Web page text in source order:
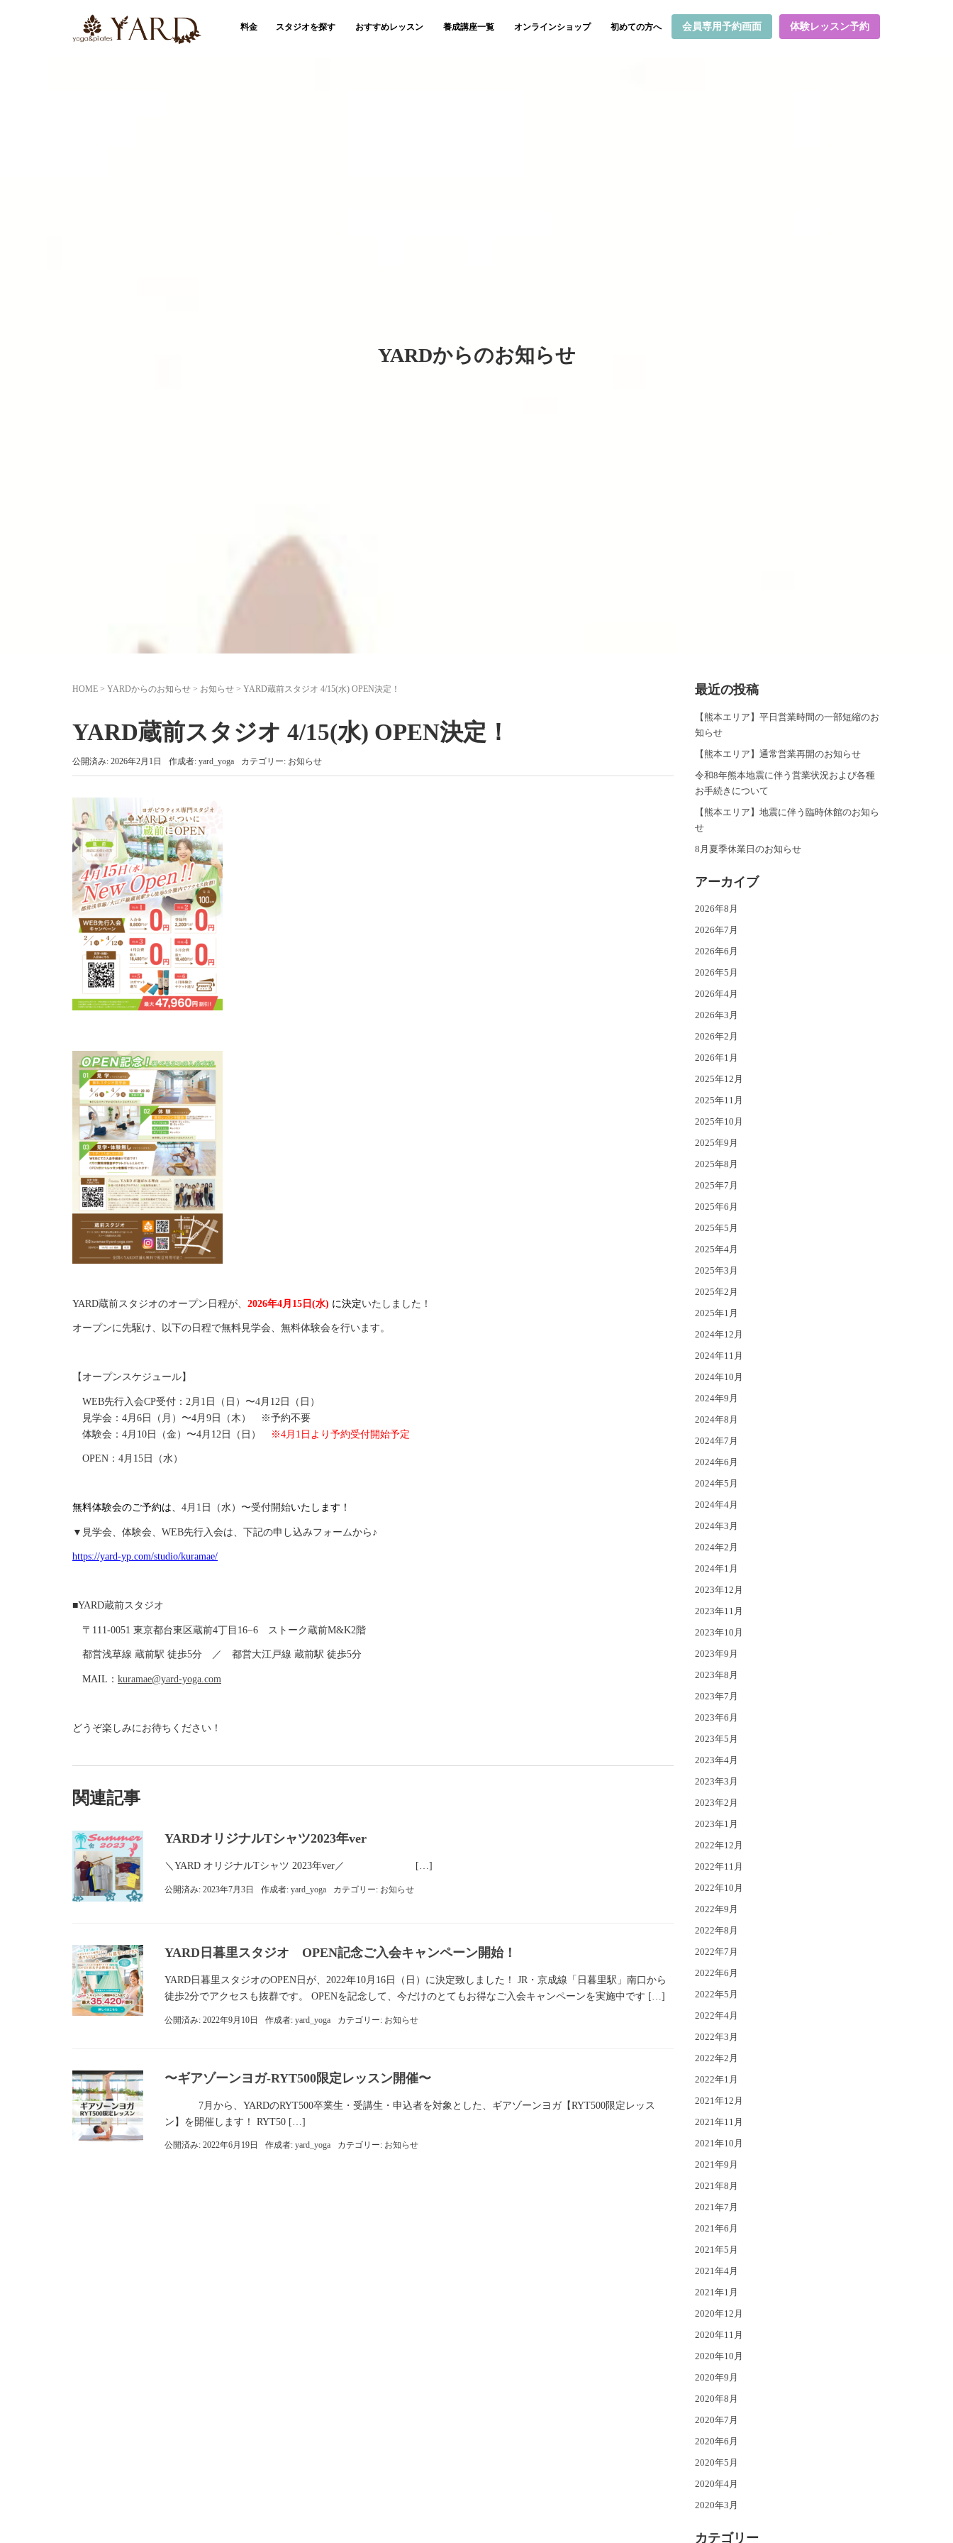
料金 スタジオを探す おすすめレッスン 養成講座一覧 オンラインショップ 初めての方へ 会員専用予約画面 体験レッスン予約
YARDからのお知らせ
HOME > YARDからのお知らせ > お知らせ > YARD蔵前スタジオ 4/15(水) OPEN決定！
YARD蔵前スタジオ 4/15(水) OPEN決定！
公開済み: 2026年2月1日 作成者: yard_yoga カテゴリー: お知らせ
YARD蔵前スタジオのオープン日程が、 2026年4月15日(水) に決定いたしました！
オープンに先駆け、以下の日程で無料見学会、無料体験会を行います。
【オープンスケジュール】
WEB先行入会CP受付：2月1日（日）〜4月12日（日）
見学会：4月6日（月）〜4月9日（木） ※予約不要
体験会：4月10日（金）〜4月12日（日）
※4月1日より予約受付開始予定
OPEN：4月15日（水）
無料体験会のご予約は、 4月1日（水）〜受付開始いたします！
▼見学会、体験会、WEB先行入会は、下記の申し込みフォームから♪
https://yard-yp.com/studio/kuramae/
■YARD蔵前スタジオ
〒111-0051 東京都台東区蔵前4丁目16−6 ストーク蔵前M&K2階
都営浅草線 蔵前駅 徒歩5分 ／ 都営大江戸線 蔵前駅 徒歩5分
MAIL： kuramae@yard-yoga.com
どうぞ楽しみにお待ちください！
関連記事
YARDオリジナルTシャツ2023年ver
＼YARD オリジナルTシャツ 2023年ver／ […]
公開済み: 2023年7月3日 作成者: yard_yoga カテゴリー: お知らせ
YARD日暮里スタジオ OPEN記念ご入会キャンペーン開始！
YARD日暮里スタジオのOPEN日が、2022年10月16日（日）に決定致しました！ JR・京成線「日暮里駅」南口から
徒歩2分でアクセスも抜群です。 OPENを記念して、今だけのとてもお得なご入会キャンペーンを実施中です […]
公開済み: 2022年9月10日 作成者: yard_yoga カテゴリー: お知らせ
〜ギアゾーンヨガ-RYT500限定レッスン開催〜
7月から、YARDのRYT500卒業生・受講生・申込者を対象とした、ギアゾーンヨガ【RYT500限定レッス
ン】を開催します！ RYT50 […]
公開済み: 2022年6月19日 作成者: yard_yoga カテゴリー: お知らせ
最近の投稿
【熊本エリア】平日営業時間の一部短縮のお
知らせ
【熊本エリア】通常営業再開のお知らせ
令和8年熊本地震に伴う営業状況および各種
お手続きについて
【熊本エリア】地震に伴う臨時休館のお知ら
せ
8月夏季休業日のお知らせ
アーカイブ
2026年8月
2026年7月
2026年6月
2026年5月
2026年4月
2026年3月
2026年2月
2026年1月
2025年12月
2025年11月
2025年10月
2025年9月
2025年8月
2025年7月
2025年6月
2025年5月
2025年4月
2025年3月
2025年2月
2025年1月
2024年12月
2024年11月
2024年10月
2024年9月
2024年8月
2024年7月
2024年6月
2024年5月
2024年4月
2024年3月
2024年2月
2024年1月
2023年12月
2023年11月
2023年10月
2023年9月
2023年8月
2023年7月
2023年6月
2023年5月
2023年4月
2023年3月
2023年2月
2023年1月
2022年12月
2022年11月
2022年10月
2022年9月
2022年8月
2022年7月
2022年6月
2022年5月
2022年4月
2022年3月
2022年2月
2022年1月
2021年12月
2021年11月
2021年10月
2021年9月
2021年8月
2021年7月
2021年6月
2021年5月
2021年4月
2021年1月
2020年12月
2020年11月
2020年10月
2020年9月
2020年8月
2020年7月
2020年6月
2020年5月
2020年4月
2020年3月
カテゴリー